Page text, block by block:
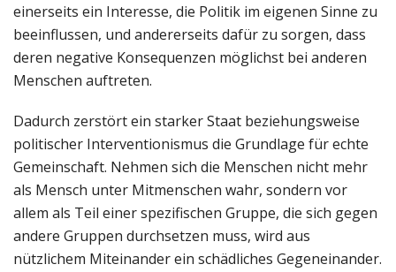
einerseits ein Interesse, die Politik im eigenen Sinne zu
beeinflussen, und andererseits dafür zu sorgen, dass
deren negative Konsequenzen möglichst bei anderen
Menschen auftreten.
Dadurch zerstört ein starker Staat beziehungsweise
politischer Interventionismus die Grundlage für echte
Gemeinschaft. Nehmen sich die Menschen nicht mehr
als Mensch unter Mitmenschen wahr, sondern vor
allem als Teil einer spezifischen Gruppe, die sich gegen
andere Gruppen durchsetzen muss, wird aus
nützlichem Miteinander ein schädliches Gegeneinander.